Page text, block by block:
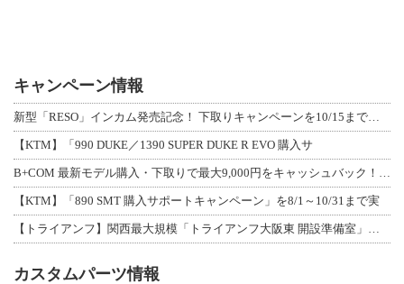
キャンペーン情報
【KTM】「990 DUKE／1390 SUPER DUKE R EVO 購入サ
【KTM】「890 SMT 購入サポートキャンペーン」を8/1～10/31まで実
カスタムパーツ情報